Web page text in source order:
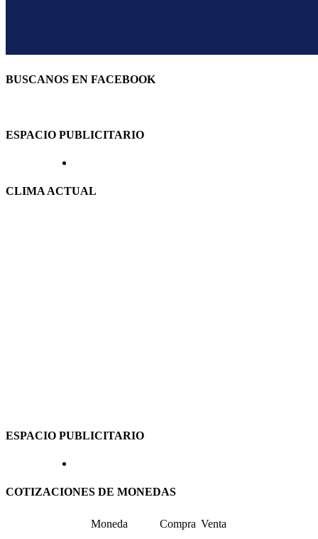
BUSCANOS EN FACEBOOK
ESPACIO PUBLICITARIO
CLIMA ACTUAL
ESPACIO PUBLICITARIO
COTIZACIONES DE MONEDAS
Moneda Compra Venta